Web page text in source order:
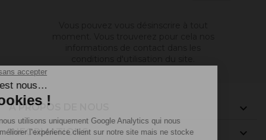
A PROPOS DE NOUS 
INFORMATIONS 